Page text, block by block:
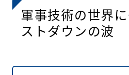
軍事技術の世界
ストダウンの波